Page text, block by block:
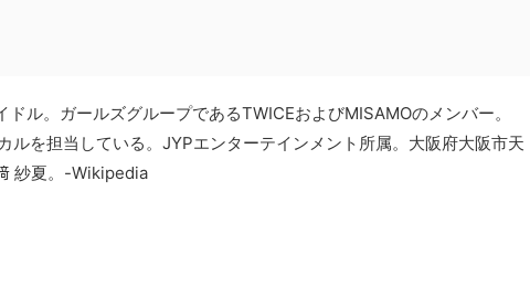
ル。ガールズグループであるTWICEおよびMISAMOのメンバー。
ルを担当している。JYPエンターテインメント所属。大阪府大阪市天
紗夏。-Wikipedia